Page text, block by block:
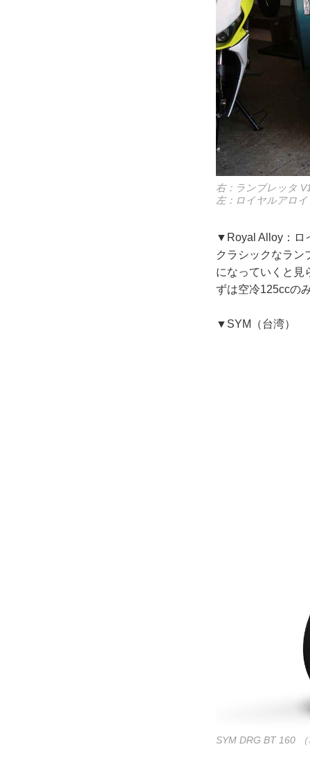
右：ランブレッタ
左：ロイヤルアロイ
▼Royal Alloy：ロ
クラシックなラン
になっていくと見
ずは空冷125ccの
▼SYM（台湾）
SYM DRG BT 160